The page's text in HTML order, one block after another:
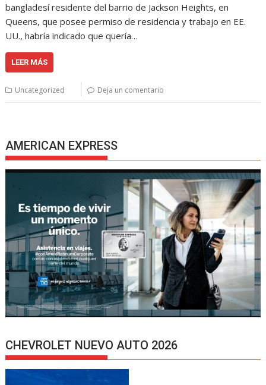
bangladesí residente del barrio de Jackson Heights, en
Queens, que posee permiso de residencia y trabajo en EE.
UU., habría indicado que quería…
LEER MÁS
Uncategorized Deja un comentario
AMERICAN EXPRESS
CHEVROLET NUEVO AUTO 2026